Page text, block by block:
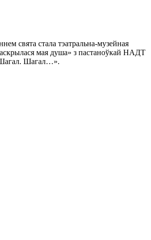
свята стала тэатральна-музейная
мая душа» з пастаноўкай НАДТ
Шагал…».